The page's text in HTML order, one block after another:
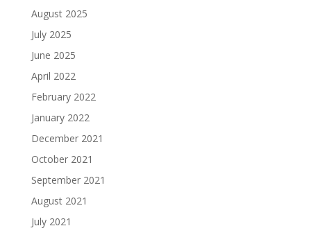
August 2025
July 2025
June 2025
April 2022
February 2022
January 2022
December 2021
October 2021
September 2021
August 2021
July 2021